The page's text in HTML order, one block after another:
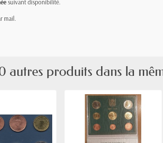
suivant disponibilité.
mail.
autres produits dans la